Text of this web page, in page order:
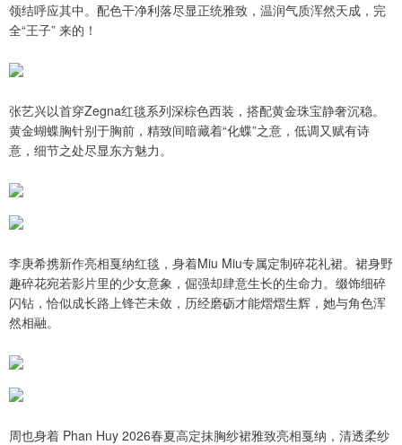
领结呼应其中。配色干净利落尽显正统雅致，温润气质浑然天成，完
全“王子” 来的！
张艺兴以首穿Zegna红毯系列深棕色西装，搭配黄金珠宝静奢沉稳。
黄金蝴蝶胸针别于胸前，精致间暗藏着“化蝶”之意，低调又赋有诗
意，细节之处尽显东方魅力。
李庚希携新作亮相戛纳红毯，身着Miu Miu专属定制碎花礼裙。裙身野
趣碎花宛若影片里的少女意象，倔强却肆意生长的生命力。缀饰细碎
闪钻，恰似成长路上锋芒未敛，历经磨砺才能熠熠生辉，她与角色浑
然相融。
周也身着 Phan Huy 2026春夏高定抹胸纱裙雅致亮相戛纳，清透柔纱